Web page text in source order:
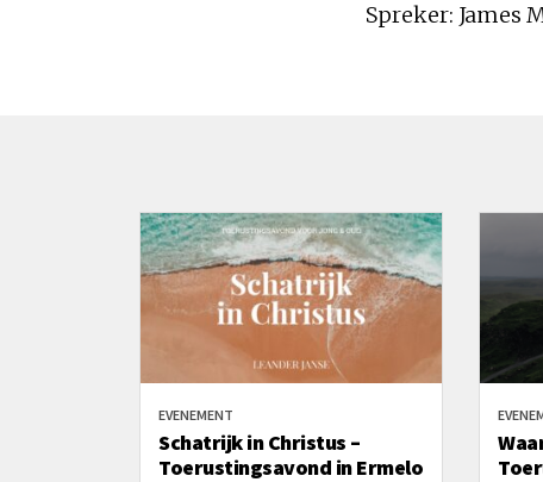
Spreker: James
EVENEMENT
Schatrijk in Christus –
Toerustingsavond in Ermelo